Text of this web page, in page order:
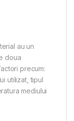
au un
doua
precum:
utilizat, tipul
mediului